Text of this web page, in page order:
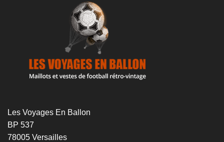
Les Voyages En Ballon
BP 537
78005 Versailles